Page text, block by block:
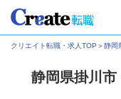
クリエイト転職・求人TOP ＞静岡
静岡県掛川